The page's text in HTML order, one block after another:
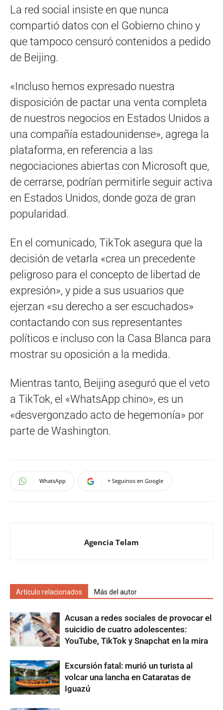
La red social insiste en que nunca
compartió datos con el Gobierno chino y
que tampoco censuró contenidos a pedido
de Beijing.
«Incluso hemos expresado nuestra
disposición de pactar una venta completa
de nuestros negocios en Estados Unidos a
una compañía estadounidense», agrega la
plataforma, en referencia a las
negociaciones abiertas con Microsoft que,
de cerrarse, podrían permitirle seguir activa
en Estados Unidos, donde goza de gran
popularidad.
En el comunicado, TikTok asegura que la
decisión de vetarla «crea un precedente
peligroso para el concepto de libertad de
expresión», y pide a sus usuarios que
ejerzan «su derecho a ser escuchados»
contactando con sus representantes
políticos e incluso con la Casa Blanca para
mostrar su oposición a la medida.
Mientras tanto, Beijing aseguró que el veto
a TikTok, el «WhatsApp chino», es un
«desvergonzado acto de hegemonía» por
parte de Washington.
WhatsApp + Seguinos en Google
Agencia Telam
Artículo relacionados Más del autor
Acusan a redes sociales de provocar el
suicidio de cuatro adolescentes:
YouTube, TikTok y Snapchat en la mira
Excursión fatal: murió un turista al
volcar una lancha en Cataratas de
Iguazú